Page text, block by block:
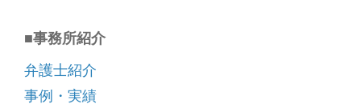
■事務所紹介
弁護士紹介
事例・実績